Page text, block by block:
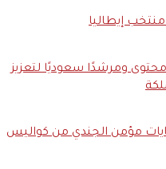
إيطاليا
يؤهل 45 صانع محتوى ومرشدًا سعوديًا لتعزيز
مؤمن الجندي من كواليس